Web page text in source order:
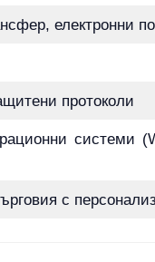
електронни
протоколи
системи
с